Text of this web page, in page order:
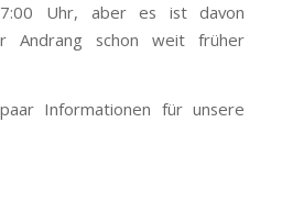
Uhr, aber es ist davon
Andrang schon weit früher
Informationen für unsere